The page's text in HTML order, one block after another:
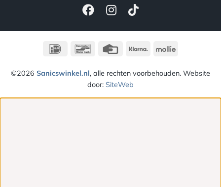
IDeal BancontactCredit
Klarna Mollie
©2026 Sanicswinkel.nl, alle rechten voorbehouden. Website
door: SiteWeb